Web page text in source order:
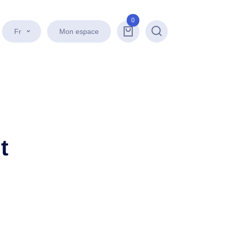
Fr Mon espace
0
Recherche